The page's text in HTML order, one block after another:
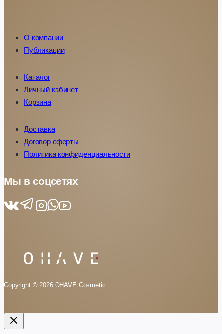
О компании
Публикации
Каталог
Личный кабинет
Корзина
Доставка
Договор оферты
Политика конфиденциальности
Мы в соцсетях
Copyright © 2026 OHAVE Cosmetic